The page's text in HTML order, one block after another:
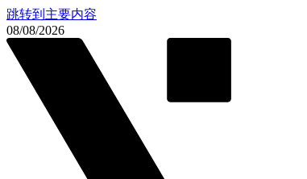
跳转到主要内容
08/08/2026